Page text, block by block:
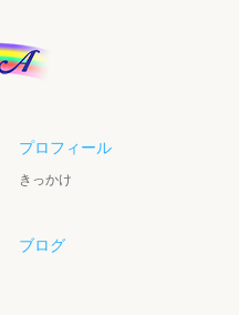
プロフィール
きっかけ
ブログ